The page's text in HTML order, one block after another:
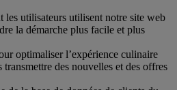
les utilisateurs utilisent notre site web
la démarche plus facile et plus
optimaliser l’expérience culinaire
des nouvelles et des offres